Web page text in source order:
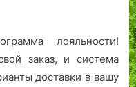
лояльности!
заказ, и система
доставки в вашу